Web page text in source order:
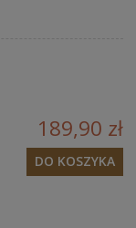
189,90 zł
DO KOSZYKA